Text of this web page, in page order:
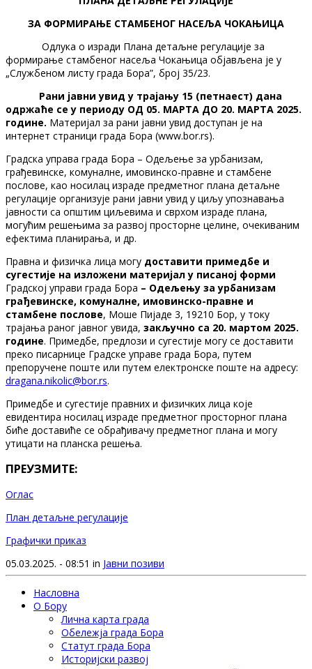
ЗА ФОРМИРАЊЕ СТАМБЕНОГ НАСЕЉА ЧОКАЊИЦА
Одлука о изради Плана детаљне регулације за
формирање стамбеног насеља Чокањица објављена је у
„Службеном листу града Бора”, број 35/23.
Рани јавни увид у трајању 15 (петнаест) дана
одржаће се у периоду ОД 05. МАРТА ДО 20. МАРТА 2025.
године. Материјал за рани јавни увид доступан је на
интернет страници града Бора (www.bor.rs).
Градска управа града Бора – Одељење за урбанизам,
грађевинске, комуналне, имовинско-правне и стамбене
послове, као носилац израде предметног плана детаљне
регулације организује рани јавни увид у циљу упознавања
јавности са општим циљевима и сврхом израде плана,
могућим решењима за развој просторне целине, очекиваним
ефектима планирања, и др.
Правна и физичка лица могу доставити примедбе и
сугестије на изложени материјал у писаној форми
Градској управи града Бора – Одељењу за урбанизам
грађевинске, комуналне, имовинско-правне и
стамбене послове, Моше Пијаде 3, 19210 Бор, у току
трајања раног јавног увида, закључно са 20. мартом 2025.
године. Примедбе, предлози и сугестије могу се доставити
преко писарнице Градске управе града Бора, путем
препоручене поште или путем електронске поште на адресу:
dragana.nikolic@bor.rs.
Примедбе и сугестије правних и физичких лица које
евидентира носилац израде предметног просторног плана
биће доставиће се обрађивачу предметног плана и могу
утицати на планска решења.
ПРЕУЗМИТЕ:
Оглас
План детаљне регулације
Графички приказ
05.03.2025. - 08:51 in Јавни позиви
Насловна
О Бору
Лична карта града
Обележја града Бора
Статут града Бора
Историјски развој